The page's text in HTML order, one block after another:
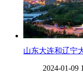
山东大连和辽宁
2024-01-09